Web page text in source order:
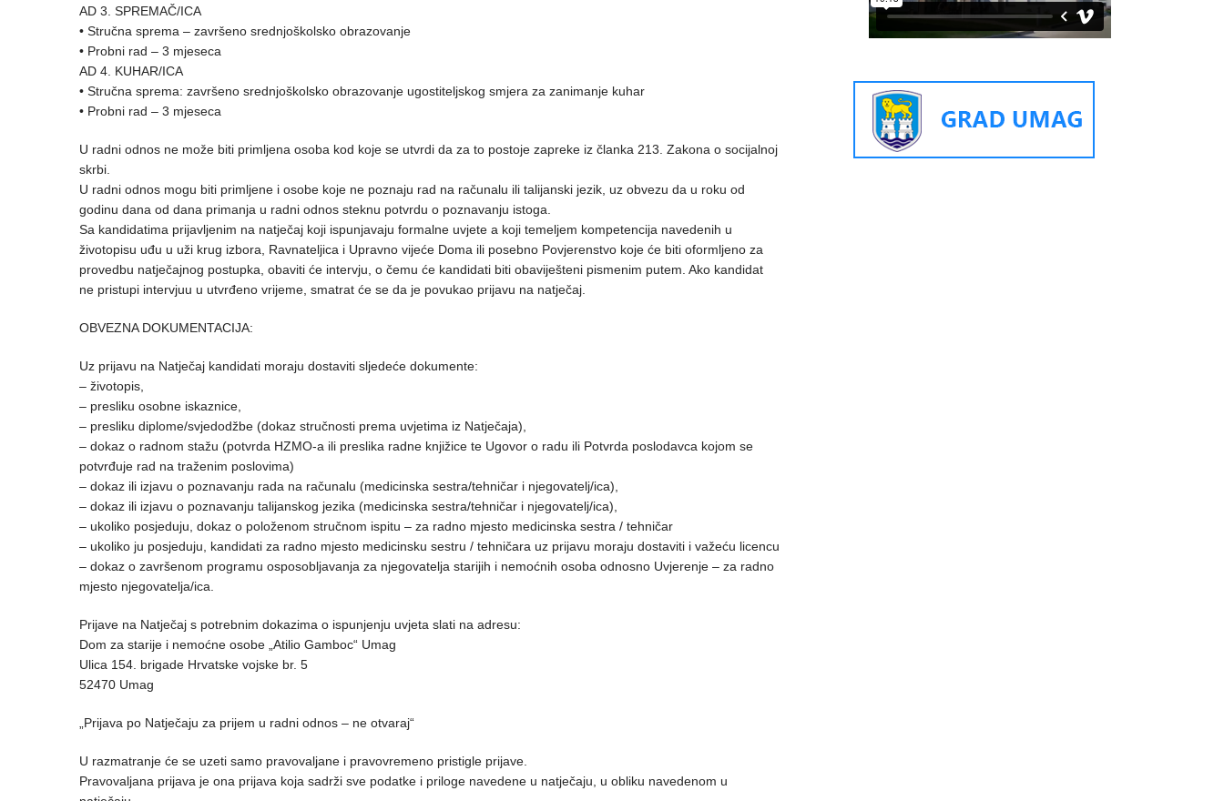
AD 3. SPREMAČ/ICA
• Stručna sprema – završeno srednjoškolsko obrazovanje
• Probni rad – 3 mjeseca
AD 4. KUHAR/ICA
• Stručna sprema: završeno srednjoškolsko obrazovanje ugostiteljskog smjera za zanimanje kuhar
• Probni rad – 3 mjeseca
U radni odnos ne može biti primljena osoba kod koje se utvrdi da za to postoje zapreke iz članka 213. Zakona o socijalnoj
skrbi.
U radni odnos mogu biti primljene i osobe koje ne poznaju rad na računalu ili talijanski jezik, uz obvezu da u roku od
godinu dana od dana primanja u radni odnos steknu potvrdu o poznavanju istoga.
Sa kandidatima prijavljenim na natječaj koji ispunjavaju formalne uvjete a koji temeljem kompetencija navedenih u
životopisu uđu u uži krug izbora, Ravnateljica i Upravno vijeće Doma ili posebno Povjerenstvo koje će biti oformljeno za
provedbu natječajnog postupka, obaviti će intervju, o čemu će kandidati biti obaviješteni pismenim putem. Ako kandidat
ne pristupi intervjuu u utvrđeno vrijeme, smatrat će se da je povukao prijavu na natječaj.
OBVEZNA DOKUMENTACIJA:
Uz prijavu na Natječaj kandidati moraju dostaviti sljedeće dokumente:
– životopis,
– presliku osobne iskaznice,
– presliku diplome/svjedodžbe (dokaz stručnosti prema uvjetima iz Natječaja),
– dokaz o radnom stažu (potvrda HZMO-a ili preslika radne knjižice te Ugovor o radu ili Potvrda poslodavca kojom se
potvrđuje rad na traženim poslovima)
– dokaz ili izjavu o poznavanju rada na računalu (medicinska sestra/tehničar i njegovatelj/ica),
– dokaz ili izjavu o poznavanju talijanskog jezika (medicinska sestra/tehničar i njegovatelj/ica),
– ukoliko posjeduju, dokaz o položenom stručnom ispitu – za radno mjesto medicinska sestra / tehničar
– ukoliko ju posjeduju, kandidati za radno mjesto medicinsku sestru / tehničara uz prijavu moraju dostaviti i važeću licencu
– dokaz o završenom programu osposobljavanja za njegovatelja starijih i nemoćnih osoba odnosno Uvjerenje – za radno
mjesto njegovatelja/ica.
Prijave na Natječaj s potrebnim dokazima o ispunjenju uvjeta slati na adresu:
Dom za starije i nemoćne osobe „Atilio Gamboc“ Umag
Ulica 154. brigade Hrvatske vojske br. 5
52470 Umag
„Prijava po Natječaju za prijem u radni odnos – ne otvaraj“
U razmatranje će se uzeti samo pravovaljane i pravovremeno pristigle prijave.
Pravovaljana prijava je ona prijava koja sadrži sve podatke i priloge navedene u natječaju, u obliku navedenom u